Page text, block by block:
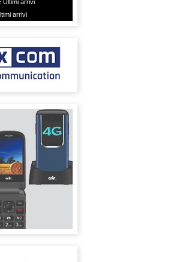
Ultimi arrivi
arrivi